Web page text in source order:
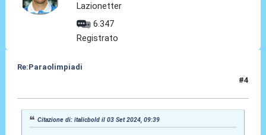
Lazionetter
6.347
Registrato
Re:Paraolimpiadi
#4
Citazione di: italicbold il 03 Set 2024, 09:39